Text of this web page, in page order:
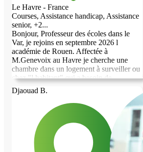
Le Havre - France
Courses, Assistance handicap, Assistance
senior, +2...
Bonjour, Professeur des écoles dans le
Var, je rejoins en septembre 2026 l
académie de Rouen. Affectée à
M.Genevoix au Havre je cherche une
chambre dans un logement à surveiller ou
chez "l habitant" qui a besoin de
compagnie, d assistance ou d aide pour les
tâches du quotidien. Je peux vous partager
mon expérience et les recommandations.
Bien cordialement, Sabrina
Djaouad B.